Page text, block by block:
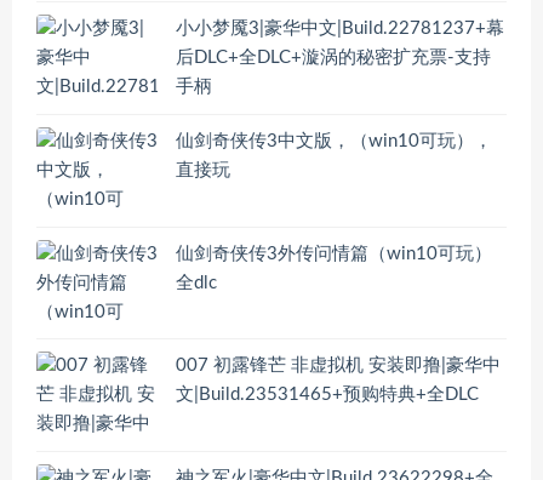
小小梦魇3|豪华中文|Build.22781237+幕
后DLC+全DLC+漩涡的秘密扩充票-支持
手柄
仙剑奇侠传3中文版，（win10可玩），
直接玩
仙剑奇侠传3外传问情篇（win10可玩）
全dlc
007 初露锋芒 非虚拟机 安装即撸|豪华中
文|Build.23531465+预购特典+全DLC